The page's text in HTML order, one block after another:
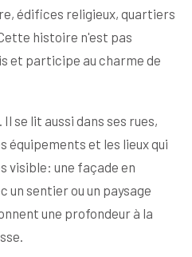
édifices religieux, quartiers
histoire n'est pas
et participe au charme de
se lit aussi dans ses rues,
équipements et les lieux qui
visible: une façade en
un sentier ou un paysage
une profondeur à la